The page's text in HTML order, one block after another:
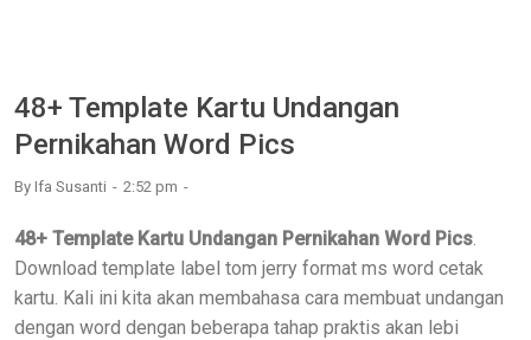
48+ Template Kartu Undangan
Pernikahan Word Pics
By Ifa Susanti 2:52 pm
48+ Template Kartu Undangan Pernikahan Word Pics.
Download template label tom jerry format ms word cetak
kartu. Kali ini kita akan membahasa cara membuat undangan
dengan word dengan beberapa tahap praktis akan lebi